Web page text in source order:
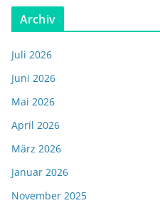
Archiv
Juli 2026
Juni 2026
Mai 2026
April 2026
März 2026
Januar 2026
November 2025